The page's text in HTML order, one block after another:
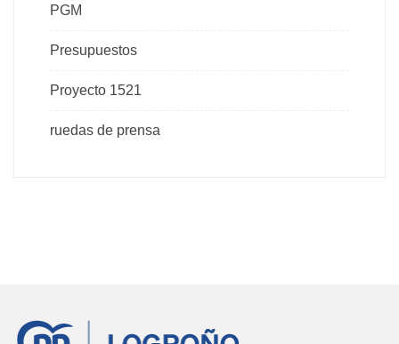
PGM
Presupuestos
Proyecto 1521
ruedas de prensa